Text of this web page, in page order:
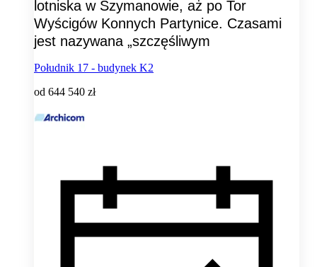
lotniska w Szymanowie, aż po Tor
Wyścigów Konnych Partynice. Czasami
jest nazywana „szczęśliwym
Południk 17 - budynek K2
od 644 540 zł